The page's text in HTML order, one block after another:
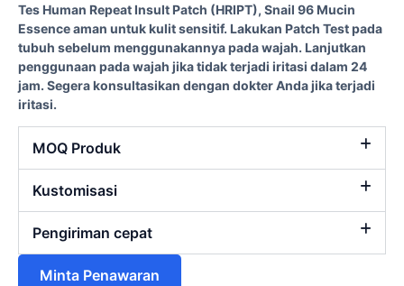
Tes Human Repeat Insult Patch (HRIPT), Snail 96 Mucin
Essence aman untuk kulit sensitif. Lakukan Patch Test pada
tubuh sebelum menggunakannya pada wajah. Lanjutkan
penggunaan pada wajah jika tidak terjadi iritasi dalam 24
jam. Segera konsultasikan dengan dokter Anda jika terjadi
iritasi.
MOQ Produk
Kustomisasi
Pengiriman cepat
Minta Penawaran